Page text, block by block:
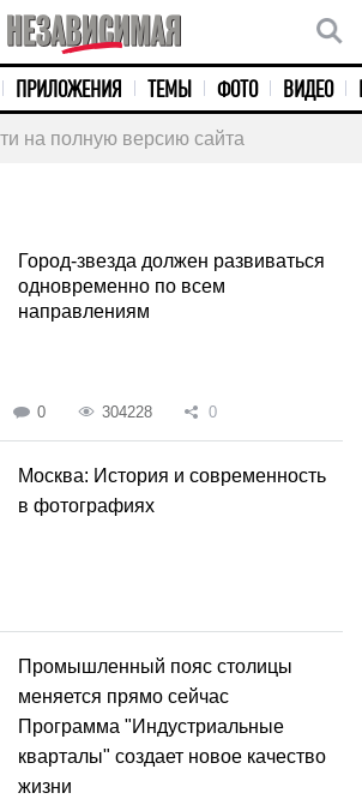
ПРИЛОЖЕНИЯ ТЕМЫ ФОТО ВИДЕО
на полную версию сайта
Город-звезда должен развиваться
одновременно по всем
направлениям
0 304228 0
Москва: История и современность
в фотографиях
Промышленный пояс столицы
меняется прямо сейчас
Программа "Индустриальные
кварталы" создает новое качество
жизни